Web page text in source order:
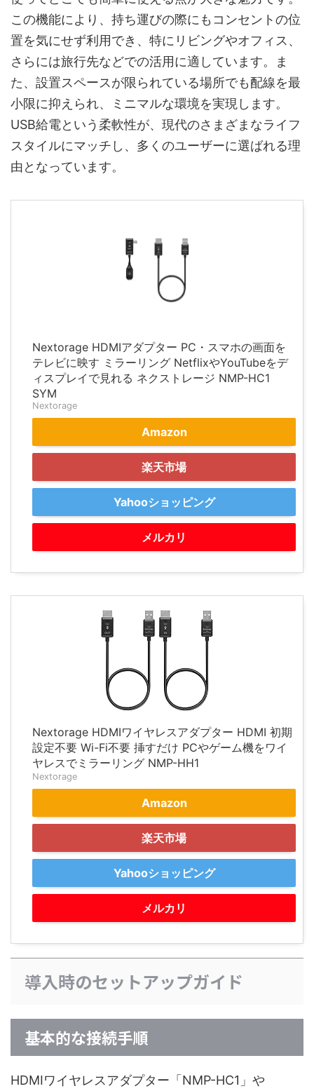
この機能により、持ち運びの際にもコンセントの位
置を気にせず利用でき、特にリビングやオフィス、
さらには旅行先などでの活用に適しています。ま
た、設置スペースが限られている場所でも配線を最
小限に抑えられ、ミニマルな環境を実現します。
USB給電という柔軟性が、現代のさまざまなライフ
スタイルにマッチし、多くのユーザーに選ばれる理
由となっています。
Nextorage HDMIアダプター PC・スマホの画面を
テレビに映す ミラーリング NetflixやYouTubeをデ
ィスプレイで見れる ネクストレージ NMP-HC1
SYM
Nextorage
Amazon
楽天市場
Yahooショッピング
メルカリ
Nextorage HDMIワイヤレスアダプター HDMI 初期
設定不要 Wi-Fi不要 挿すだけ PCやゲーム機をワイ
ヤレスでミラーリング NMP-HH1
Nextorage
Amazon
楽天市場
Yahooショッピング
メルカリ
導入時のセットアップガイド
基本的な接続手順
HDMIワイヤレスアダプター「NMP-HC1」や